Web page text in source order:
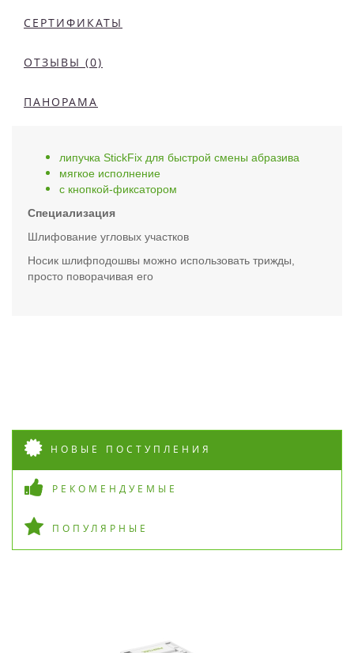
СЕРТИФИКАТЫ
ОТЗЫВЫ (0)
ПАНОРАМА
липучка StickFix для быстрой смены абразива
мягкое исполнение
с кнопкой-фиксатором
Специализация
Шлифование угловых участков
Носик шлифподошвы можно использовать трижды,
просто поворачивая его
НОВЫЕ ПОСТУПЛЕНИЯ
РЕКОМЕНДУЕМЫЕ
ПОПУЛЯРНЫЕ